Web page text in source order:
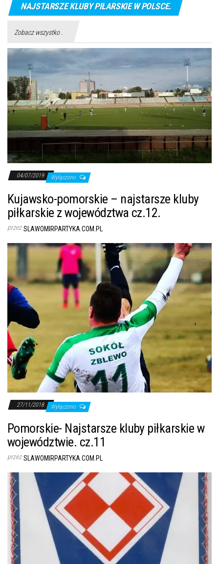
NAJSTARSZE KLUBY PIŁARSKIE W POLSCE.
Zobacz wszystko .
04/07/2019 Wyłączono
Kujawsko-pomorskie – najstarsze kluby
piłkarskie z województwa cz.12.
przez SLAWOMIRPARTYKA.COM.PL
27/11/2018 Wyłączono
Pomorskie- Najstarsze kluby piłkarskie w
województwie. cz.11
przez SLAWOMIRPARTYKA.COM.PL